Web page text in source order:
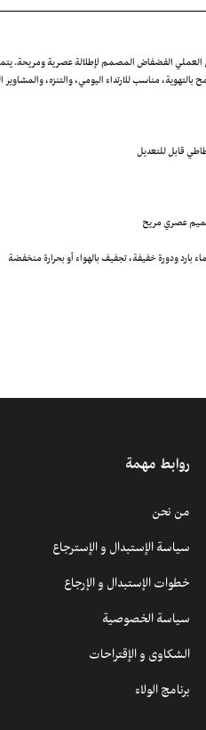
العملي الفضفاض المصمم لإطلالة عصرية
مناسب للارتداء اليومي، والتنزه، والمشاوير
قابل للتعديل
عصري مريح
بارد ودورة خفيفة، تجفيف بالهواء أو بحرارة منخفضة
روابط مهمة
من نحن
سياسة الإستبدال و الإسترجاع
خطوات الإستبدال و الإرجاع
سياسة الخصوصية
الشكاوى و الإقتراحات
برنامج الولاء